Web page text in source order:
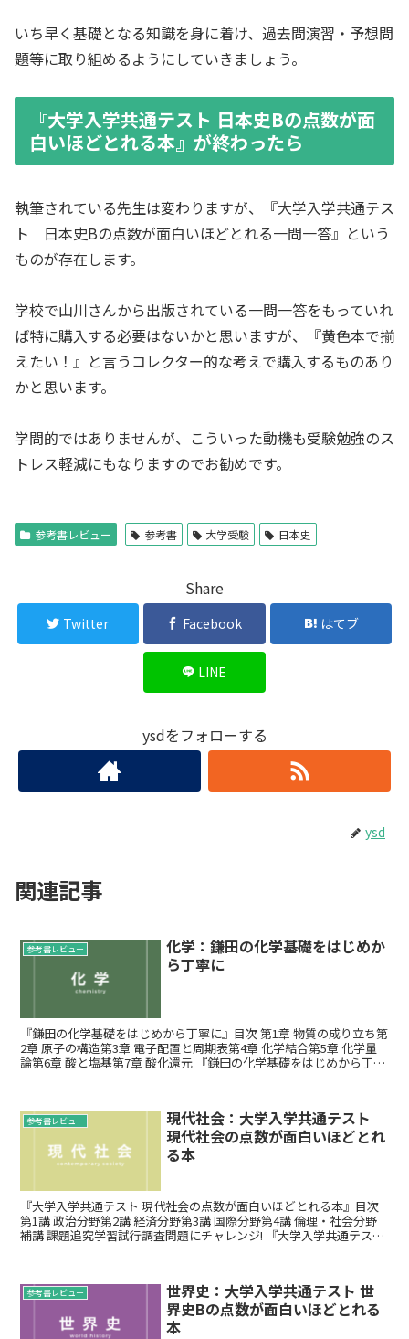
いち早く基礎となる知識を身に着け、過去問演習・予想問
題等に取り組めるようにしていきましょう。
『大学入学共通テスト 日本史Bの点数が面
白いほどとれる本』が終わったら
執筆されている先生は変わりますが、『大学入学共通テス
ト 日本史Bの点数が面白いほどとれる一問一答』という
ものが存在します。
学校で山川さんから出版されている一問一答をもっていれ
ば特に購入する必要はないかと思いますが、『黄色本で揃
えたい！』と言うコレクター的な考えで購入するものあり
かと思います。
学問的ではありませんが、こういった動機も受験勉強のス
トレス軽減にもなりますのでお勧めです。
参考書レビュー 参考書 大学受験 日本史
Share
Twitter Facebook はてブ
LINE
ysdをフォローする
ysd
関連記事
参考書レビュー
化学：鎌田の化学基礎をはじめか
ら丁寧に
『鎌田の化学基礎をはじめから丁寧に』目次 第1章 物質の成り立ち第
2章 原子の構造第3章 電子配置と周期表第4章 化学結合第5章 化学量
論第6章 酸と塩基第7章 酸化還元 『鎌田の化学基礎をはじめから丁寧
参考書レビュー
現代社会：大学入学共通テスト
現代社会の点数が面白いほどとれ
る本
『大学入学共通テスト 現代社会の点数が面白いほどとれる本』目次
第1講 政治分野第2講 経済分野第3講 国際分野第4講 倫理・社会分野
補講 課題追究学習試行調査問題にチャレンジ! 『大学入学共通テスト
参考書レビュー
世界史：大学入学共通テスト 世
界史Bの点数が面白いほどとれる
本